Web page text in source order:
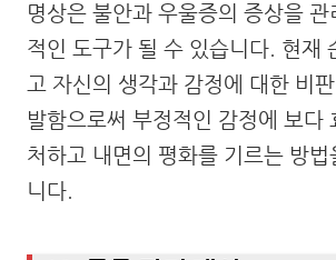
명상은 불안과 우울증의 증상을
적인 도구가 될 수 있습니다. 현재
고 자신의 생각과 감정에 대한 비
발함으로써 부정적인 감정에 보다
처하고 내면의 평화를 기르는 방
니다.